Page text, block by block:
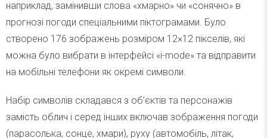
наприклад, замінивши слова «хмарно» чи «сонячно» в
прогнозі погоди спеціальними піктограмами. Було
створено 176 зображень розміром 12×12 пікселів, які
можна було вибрати в інтерфейсі «i-mode» та відправити
на мобільні телефони як окремі символи.
Набір символів складався з об’єктів та персонажів
замість облич і серед інших включав зображення погоди
(парасолька, сонце, хмари), руху (автомобіль, літак,